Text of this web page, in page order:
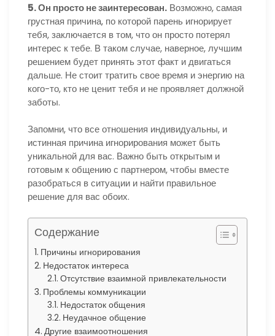
5. Он просто не заинтересован. Возможно, самая
грустная причина, по которой парень игнорирует
тебя, заключается в том, что он просто потерял
интерес к тебе. В таком случае, наверное, лучшим
решением будет принять этот факт и двигаться
дальше. Не стоит тратить свое время и энергию на
кого-то, кто не ценит тебя и не проявляет должной
заботы.
Запомни, что все отношения индивидуальны, и
истинная причина игнорирования может быть
уникальной для вас. Важно быть открытым и
готовым к общению с партнером, чтобы вместе
разобраться в ситуации и найти правильное
решение для вас обоих.
Содержание
Причины игнорирования
Недостаток интереса
Отсутствие взаимной привлекательности
Проблемы коммуникации
Недостаток общения
Неудачное общение
Другие взаимоотношения